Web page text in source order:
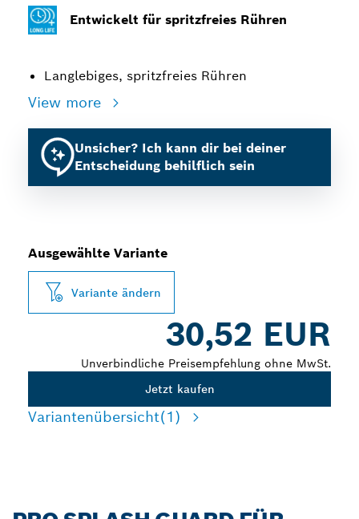
Entwickelt für spritzfreies Rühren
Langlebiges, spritzfreies Rühren
View more
Unsicher? Ich kann dir bei deiner
Entscheidung behilflich sein
Ausgewählte Variante
Variante ändern
30,52 EUR
Unverbindliche Preisempfehlung ohne MwSt.
Jetzt kaufen
Variantenübersicht(1)